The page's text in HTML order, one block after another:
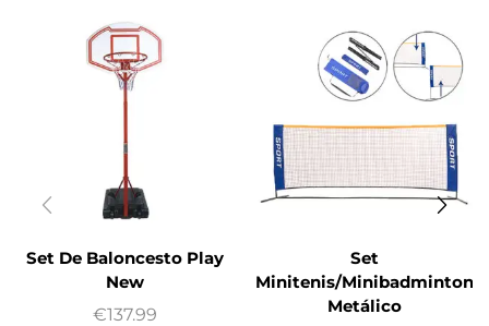
Set De Baloncesto Play
New
€137.99
Set
Minitenis/Minibadminton
Metálico